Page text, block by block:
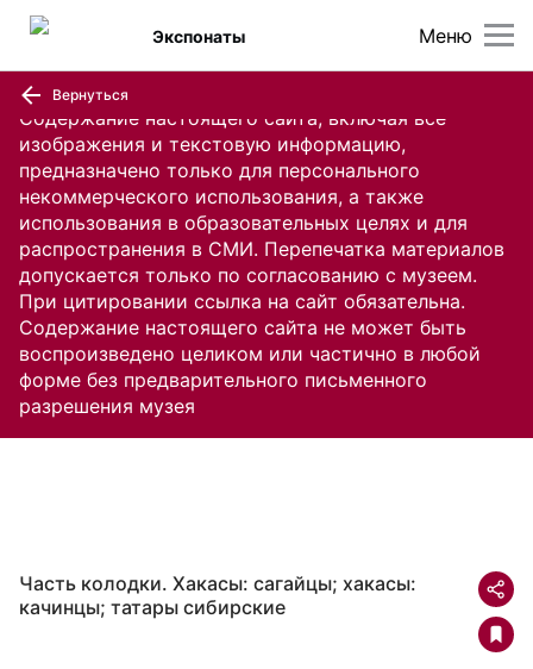
Содержание настоящего сайта, включая все
изображения и текстовую информацию,
предназначено только для персонального
некоммерческого использования, а также
использования в образовательных целях и для
распространения в СМИ. Перепечатка материалов
допускается только по согласованию с музеем.
При цитировании ссылка на сайт обязательна.
Содержание настоящего сайта не может быть
воспроизведено целиком или частично в любой
форме без предварительного письменного
разрешения музея
Меню
Экспонаты
Вернуться
Часть колодки. Хакасы: сагайцы; хакасы:
качинцы; татары сибирские